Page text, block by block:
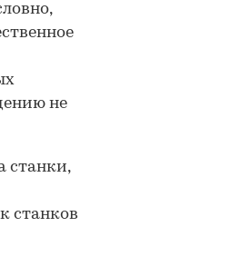
не
станки,
станков
109 800 ₽